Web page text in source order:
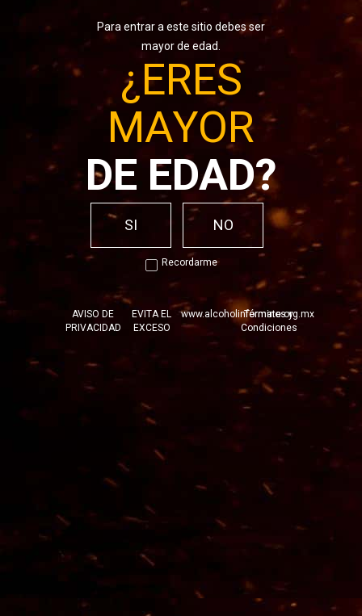
Tequila 100% de agave variedad azul, con una lenta y
especial triple destilación.
Plata, matiz cristalino brillante.
Agave cocido, mantequilla, nota cítricas.
Acabado en boca: Agave cocido, notas cítricas y ahumadas.
Contenido alcohol:38% alc. Vol.
PRODUCTOS RELACIONADOS
Para entrar a este sitio debes ser
mayor de edad.
¿ERES
MAYOR
DE EDAD?
SI NO
Recordarme
AVISO DE
PRIVACIDAD
EVITA EL
EXCESO
www.alcoholinformate.org.mx
Términos y
Condiciones